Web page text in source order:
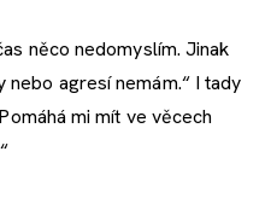
něco nedomyslím. Jinak
agresí nemám.“ I tady
mi mít ve věcech